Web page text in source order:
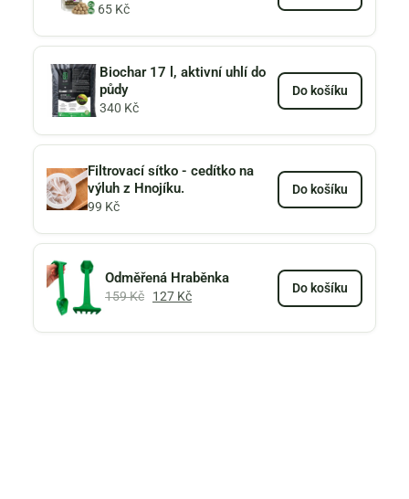
65 Kč
Biochar 17 l, aktivní uhlí do
půdy
340 Kč
Do košíku
Filtrovací sítko - cedítko na
výluh z Hnojíku.
99 Kč
Do košíku
Odměřená Hraběnka
159Kč 127 Kč
Do košíku